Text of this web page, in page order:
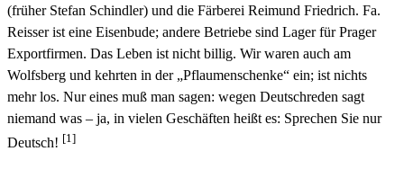
(früher Stefan Schindler) und die Färberei Reimund Friedrich. Fa.
Reisser ist eine Eisenbude; andere Betriebe sind Lager für Prager
Exportfirmen. Das Leben ist nicht billig. Wir waren auch am
Wolfsberg und kehrten in der „Pflaumenschenke“ ein; ist nichts
mehr los. Nur eines muß man sagen: wegen Deutschreden sagt
niemand was – ja, in vielen Geschäften heißt es: Sprechen Sie nur
Deutsch! [1]